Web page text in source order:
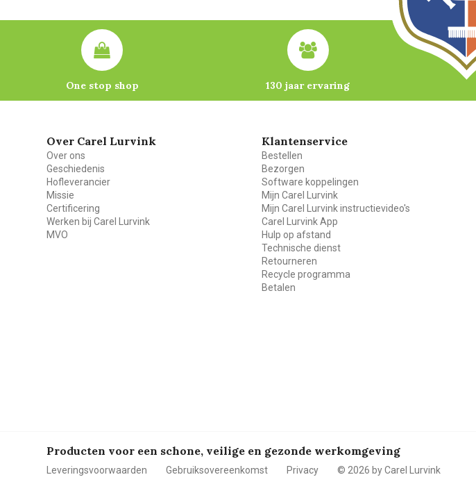
One stop shop 130 jaar ervaring
Over Carel Lurvink
Over ons
Geschiedenis
Hofleverancier
Missie
Certificering
Werken bij Carel Lurvink
MVO
Klantenservice
Bestellen
Bezorgen
Software koppelingen
Mijn Carel Lurvink
Mijn Carel Lurvink instructievideo's
Carel Lurvink App
Hulp op afstand
Technische dienst
Retourneren
Recycle programma
Betalen
Producten voor een schone, veilige en gezonde werkomgeving
Leveringsvoorwaarden Gebruiksovereenkomst Privacy © 2026 by Carel Lurvink